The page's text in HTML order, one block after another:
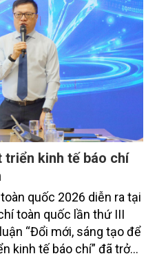
đáp ứng yêu cầu của thị
giá trị nông sản trong kỷ
triển kinh tế báo chí
quốc 2026 diễn ra tại
toàn quốc lần thứ III
“Đổi mới, sáng tạo để
kinh tế báo chí” đã trở